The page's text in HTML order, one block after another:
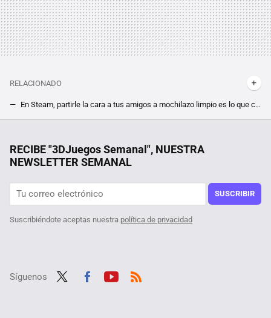
RELACIONADO
En Steam, partirle la cara a tus amigos a mochilazo limpio es lo que causa sensación con este juego que se llama Backpack Battles
Querían superar Halo 3 de la forma más difícil posible, y lo consiguieron logrando además un récord que se antoja imposible hasta para los más hábiles
RECIBE "3DJuegos Semanal", NUESTRA
NEWSLETTER SEMANAL
SUSCRIBIR
Suscribiéndote aceptas nuestra política de privacidad
Síguenos